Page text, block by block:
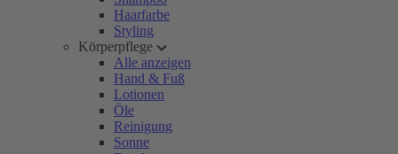
Haarfarbe
Styling
Körperpflege
Alle anzeigen
Hand & Fuß
Lotionen
Öle
Reinigung
Sonne